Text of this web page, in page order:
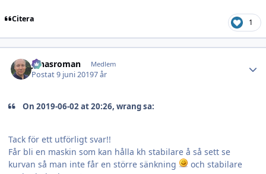
Citera 1
jonasroman Medlem
Postat9 juni 20197 år
On 2019-06-02 at 20:26, wrang sa:
Tack för ett utförligt svar!!
Får bli en maskin som kan hålla kh stabilare å så sett se
kurvan så man inte får en större sänkning
och stabilare